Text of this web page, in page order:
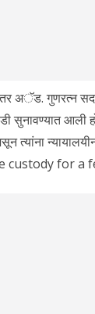
अॅड. गुणरत्न
सुनावण्यात आली
त्यांना
custody for a